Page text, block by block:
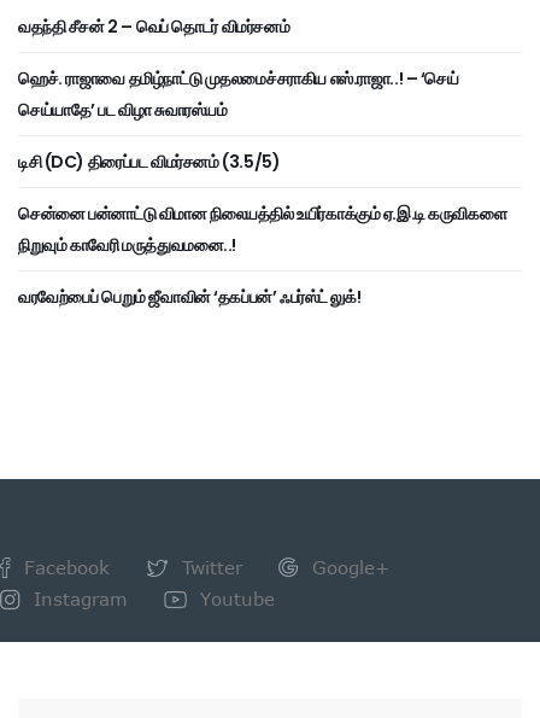
வதந்தி சீசன் 2 – வெப் தொடர் விமர்சனம்
ஹெச். ராஜாவை தமிழ்நாட்டு முதலமைச்சராகிய எஸ்.ராஜா..! – ‘செய்
செய்யாதே’ பட விழா சுவாரஸ்யம்
டிசி (DC) திரைப்பட விமர்சனம் (3.5/5)
சென்னை பன்னாட்டு விமான நிலையத்தில் உயிர்காக்கும் ஏ.இ.டி கருவிகளை
நிறுவும் காவேரி மருத்துவமனை..!
வரவேற்பைப் பெறும் ஜீவாவின் ‘தகப்பன்’ ஃபர்ஸ்ட் லுக்!
Facebook Twitter
Google+
Instagram
Youtube